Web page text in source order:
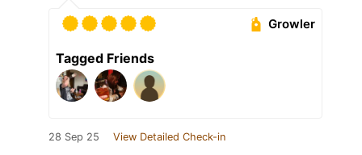
Growler
Tagged Friends
28 Sep 25 View Detailed Check-in